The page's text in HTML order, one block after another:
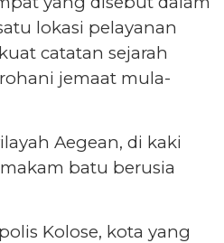
lokasi pelayanan
catatan sejarah
jemaat mula-
Aegean, di kaki
batu berusia
Kolose, kota yang